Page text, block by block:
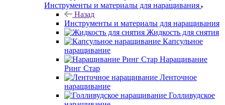
Инструменты и материалы для наращивания
Назад
Инструменты и материалы для наращивания
Жидкость для снятия
Капсульное
наращивание
Наращивание
Ринг Стар
Ленточное
наращивание
Голливудское